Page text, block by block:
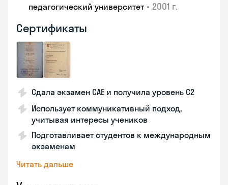
педагогический университет • 2001 г.
Сертификаты
Сдала экзамен CAE и получила уровень С2
Использует коммуникативный подход,
учитывая интересы учеников
Подготавливает студентов к международным
экзаменам
Читать дальше